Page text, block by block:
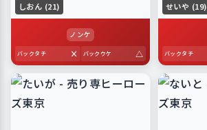
しおん (21)
ノンケ
バックタチ × バックウケ △
せいや (19)
バックタチ